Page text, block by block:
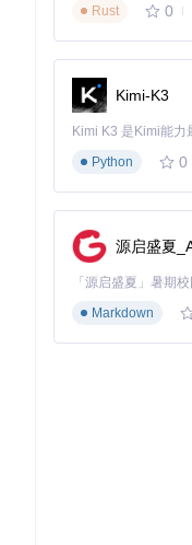
2. 项目启动文件
start.py
start.py是
参数解析
设备连接: 连接到
应用安装: 安装指
状态记录: 记录设
输出结果: 将测试
Rust
0
Kimi-K3
Python
0
源启盛夏
Markdown